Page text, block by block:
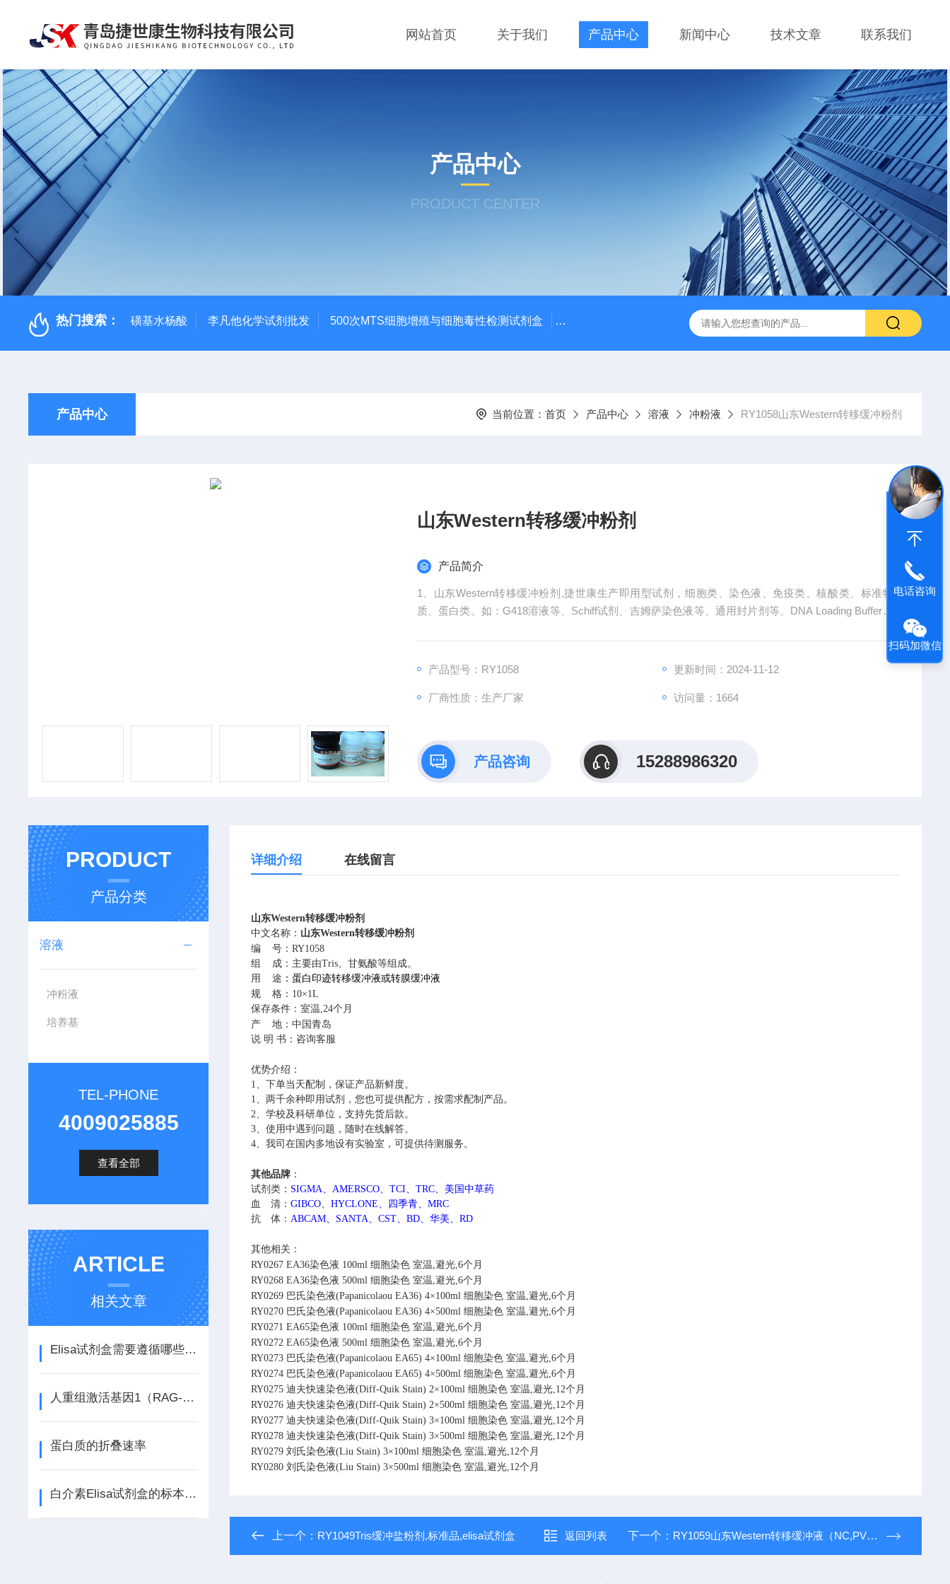
网站首页 关于我们 产品中心 新闻中心 技术文章 联系我们
产品中心
PRODUCT CENTER
热门搜索： 磺基水杨酸 李凡他化学试剂批发 500次MTS细胞增殖与细胞毒性检测试剂盒 48t/96t国产ELISA试剂盒,免费代测
产品中心 当前位置： 首页 产品中心 溶液 冲粉液 RY1058山东Western转移缓冲粉剂
山东Western转移缓冲粉剂
产品简介
1、山东Western转移缓冲粉剂,捷世康生产即用型试剂，细胞类、染色液、免疫类、核酸类、标准物
质、蛋白类。如：G418溶液等、Schiff试剂、吉姆萨染色液等、通用封片剂等、DNA Loading Buffer、
产品型号：RY1058
更新时间：2024-11-12
厂商性质：生产厂家 访问量：1664
产品咨询 15288986320
详细介绍 在线留言
山东Western转移缓冲粉剂
中文名称： 山东Western转移缓冲粉剂
编
号：RY1058
组
成 ：主要由Tris、甘氨酸等组成。
用 途 ：蛋白印迹转移缓冲液或转膜缓冲液
规
格： 10×1L
保存条件：室温,24个月
产
地：中国青岛
说 明 书：咨询客服
优势介绍：
1、下单当天配制，保证产品新鲜度。
1、 两千余种即用试剂，您也可提供配方，按需求配制产品。
2、学校及科研单位，支持先货后款。
3、使用中遇到问题，随时在线解答。
4、我司在国内多地设有实验室，可提供待测服务。
其他品牌 ：
试剂类： SIGMA、AMERSCO、TCI、TRC、美国中草药
血 清：GIBCO、HYCLONE、四季青、MRC
抗 体：ABCAM、SANTA、CST、BD、华美、RD
其他相关：
RY0267 EA36染色液 100ml 细胞染色 室温,避光,6个月
RY0268 EA36染色液 500ml 细胞染色 室温,避光,6个月
RY0269 巴氏染色液(Papanicolaou EA36) 4×100ml 细胞染色 室温,避光,6个月
RY0270 巴氏染色液(Papanicolaou EA36) 4×500ml 细胞染色 室温,避光,6个月
RY0271 EA65染色液 100ml 细胞染色 室温,避光,6个月
RY0272 EA65染色液 500ml 细胞染色 室温,避光,6个月
RY0273 巴氏染色液(Papanicolaou EA65) 4×100ml 细胞染色 室温,避光,6个月
RY0274 巴氏染色液(Papanicolaou EA65) 4×500ml 细胞染色 室温,避光,6个月
RY0275 迪夫快速染色液(Diff-Quik Stain) 2×100ml 细胞染色 室温,避光,12个月
RY0276 迪夫快速染色液(Diff-Quik Stain) 2×500ml 细胞染色 室温,避光,12个月
RY0277 迪夫快速染色液(Diff-Quik Stain) 3×100ml 细胞染色 室温,避光,12个月
RY0278 迪夫快速染色液(Diff-Quik Stain) 3×500ml 细胞染色 室温,避光,12个月
RY0279 刘氏染色液(Liu Stain) 3×100ml 细胞染色 室温,避光,12个月
RY0280 刘氏染色液(Liu Stain) 3×500ml 细胞染色 室温,避光,12个月
上一个： RY1049Tris缓冲盐粉剂,标准品,elisa试剂盒 返回列表 下一个： RY1059山东Western转移缓冲液（NC,PVDF）
PRODUCT
产品分类
溶液
冲粉液
培养基
TEL-PHONE
4009025885
查看全部
ARTICLE
相关文章
Elisa试剂盒需要遵循哪些要素？
人重组激活基因1（RAG-1）ELISA试剂盒相关
蛋白质的折叠速率
白介素Elisa试剂盒的标本、收集和贮运
电话咨询
扫码加微信